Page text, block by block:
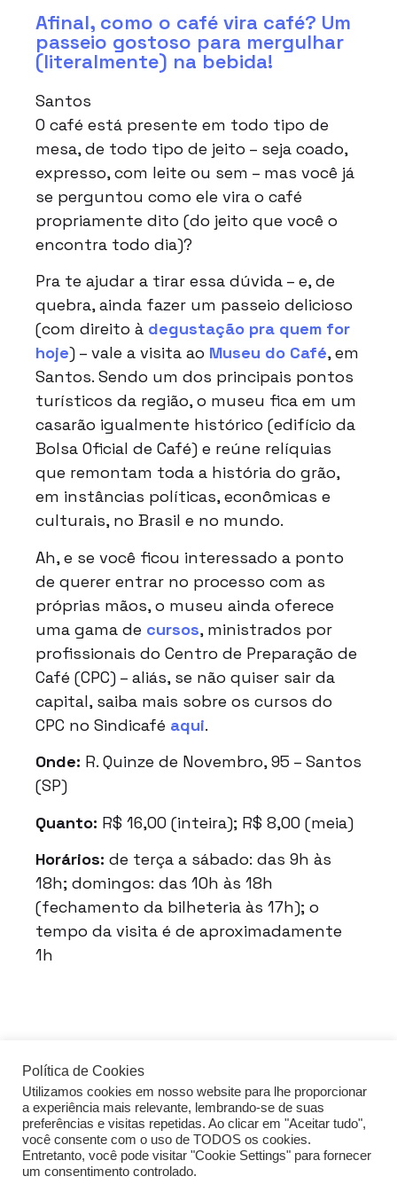
Afinal, como o café vira café? Um
passeio gostoso para mergulhar
(literalmente) na bebida!
Santos
O café está presente em todo tipo de
mesa, de todo tipo de jeito – seja coado,
expresso, com leite ou sem – mas você já
se perguntou como ele vira o café
propriamente dito (do jeito que você o
encontra todo dia)?
Pra te ajudar a tirar essa dúvida – e, de
quebra, ainda fazer um passeio delicioso
(com direito à degustação pra quem for
hoje) – vale a visita ao Museu do Café, em
Santos. Sendo um dos principais pontos
turísticos da região, o museu fica em um
casarão igualmente histórico (edifício da
Bolsa Oficial de Café) e reúne relíquias
que remontam toda a história do grão,
em instâncias políticas, econômicas e
culturais, no Brasil e no mundo.
Ah, e se você ficou interessado a ponto
de querer entrar no processo com as
próprias mãos, o museu ainda oferece
uma gama de cursos, ministrados por
profissionais do Centro de Preparação de
Café (CPC) – aliás, se não quiser sair da
capital, saiba mais sobre os cursos do
CPC no Sindicafé aqui.
Onde: R. Quinze de Novembro, 95 – Santos
(SP)
Quanto: R$ 16,00 (inteira); R$ 8,00 (meia)
Horários: de terça a sábado: das 9h às
18h; domingos: das 10h às 18h
(fechamento da bilheteria às 17h); o
tempo da visita é de aproximadamente
1h
acessar o guia de FDS
Política de privacidade
Política de Cookies
Utilizamos cookies em nosso website para lhe proporcionar
a experiência mais relevante, lembrando-se de suas
preferências e visitas repetidas. Ao clicar em "Aceitar tudo",
você consente com o uso de TODOS os cookies.
Entretanto, você pode visitar "Cookie Settings" para fornecer
um consentimento controlado.